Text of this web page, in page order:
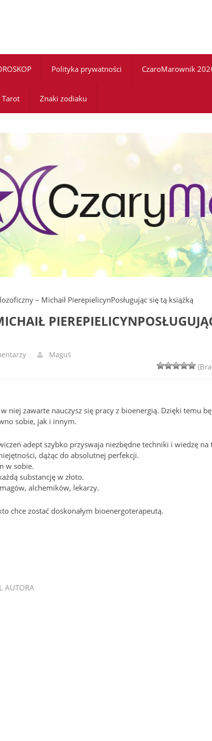
Polityka prywatności CzaroMarownik
Tarot Znaki zodiaku
– Michaił PierepielicynPosługując się tą książką
Maguś
niej zawarte nauczysz się pracy z bioenergią. Dzięki temu
sobie, jak i innym.
adept szybko przyswaja niezbędne techniki i wiedzę na
dążąc do absolutnej perfekcji.
w sobie.
substancję w złoto.
alchemików, lekarzy.
chce zostać doskonałym bioenergoterapeutą.
AUTORA